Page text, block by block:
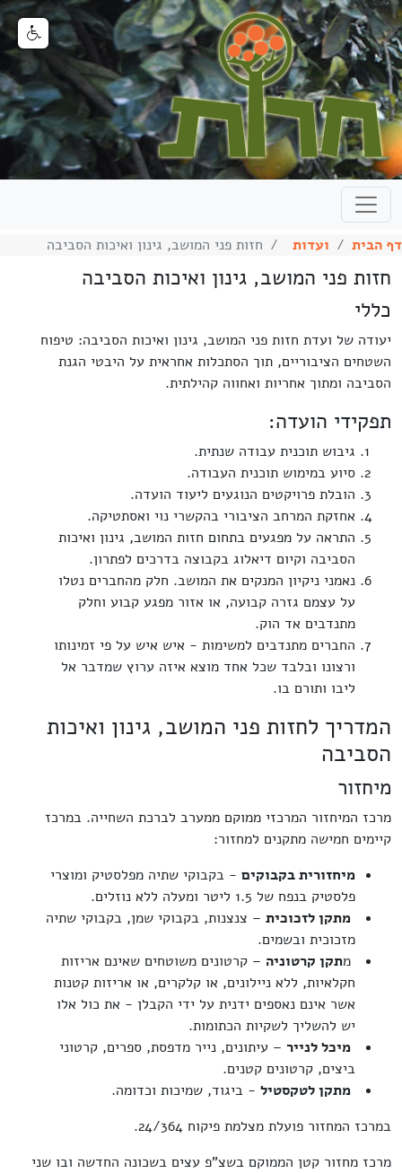
דף הבית ועדות חזות פני המושב, גינון ואיכות הסביבה
חזות פני המושב, גינון ואיכות הסביבה
כללי
יעודה של ועדת חזות פני המושב, גינון ואיכות הסביבה: טיפוח
השטחים הציבוריים, תוך הסתכלות אחראית על היבטי הגנת
הסביבה ומתוך אחריות ואחווה קהילתית.
תפקידי הועדה:
גיבוש תוכנית עבודה שנתית.
סיוע במימוש תוכנית העבודה.
הובלת פרויקטים הנוגעים ליעוד הועדה.
אחזקת המרחב הציבורי בהקשרי נוי ואסתטיקה.
התראה על מפגעים בתחום חזות המושב, גינון ואיכות
הסביבה וקיום דיאלוג בקבוצה בדרכים לפתרון.
נאמני ניקיון המנקים את המושב. חלק מהחברים נטלו
על עצמם גזרה קבועה, או אזור מפגע קבוע וחלק
מתנדבים אד הוק.
החברים מתנדבים למשימות - איש איש על פי זמינותו
ורצונו ובלבד שכל אחד מוצא איזה ערוץ שמדבר אל
ליבו ותורם בו.
המדריך לחזות פני המושב, גינון ואיכות
הסביבה
מיחזור
מרכז המיחזור המרכזי ממוקם ממערב לברכת השחייה. במרכז
קיימים חמישה מתקנים למחזור:
מיחזורית בקבוקים - בקבוקי שתיה מפלסטיק ומוצרי
פלסטיק בנפח של 1.5 ליטר ומעלה ללא נוזלים.
מתקן לזכוכית – צנצנות, בקבוקי שמן, בקבוקי שתיה
מזכוכית ובשמים.
מתקן קרטוניה – קרטונים משוטחים שאינם אריזות
חקלאיות, ללא ניילונים, או קלקרים, או אריזות קטנות
אשר אינם נאספים ידנית על ידי הקבלן - את כול אלו
יש להשליך לשקיות הכתומות.
מיכל לנייר – עיתונים, נייר מדפסת, ספרים, קרטוני
ביצים, קרטונים קטנים.
מתקן לטקסטיל - ביגוד, שמיכות וכדומה.
במרכז המחזור פועלת מצלמת פיקוח 24/364.
מרכז מחזור קטן הממוקם בשצ"פ עצים בשכונה החדשה ובו שני